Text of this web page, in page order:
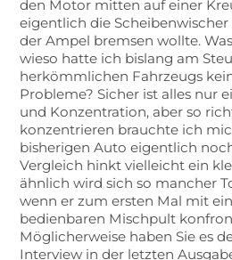
den Motor mitten auf einer
eigentlich die
der Ampel bremsen wollte.
wieso hatte ich bislang am
herkömmlichen Fahrzeugs
Probleme? Sicher ist alles nur
und Konzentration, aber so
konzentrieren brauchte ich
bisherigen Auto eigentlich
Vergleich hinkt vielleicht ein
ähnlich wird sich so mancher
wenn er zum ersten Mal mit
bedienbaren Mischpult
Möglicherweise haben Sie es
Interview in der letzten